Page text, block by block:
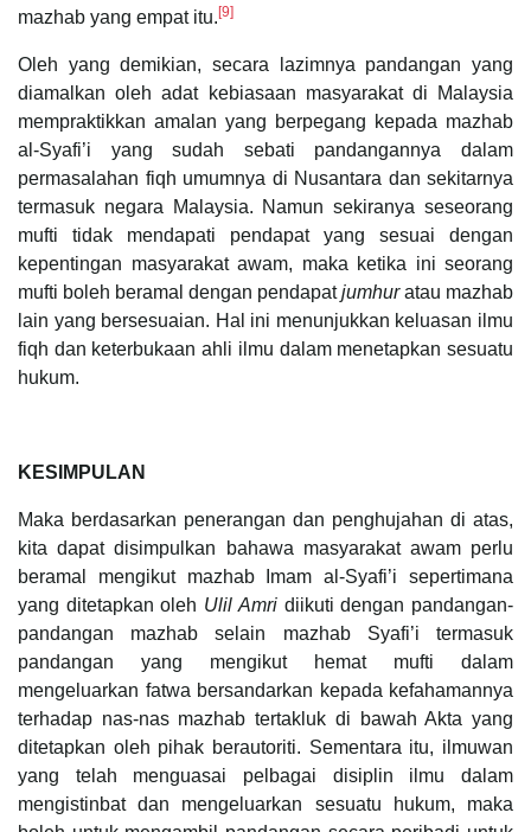
mazhab yang empat itu.[9]
Oleh yang demikian, secara lazimnya pandangan yang
diamalkan oleh adat kebiasaan masyarakat di Malaysia
mempraktikkan amalan yang berpegang kepada mazhab
al-Syafi’i yang sudah sebati pandangannya dalam
permasalahan fiqh umumnya di Nusantara dan sekitarnya
termasuk negara Malaysia. Namun sekiranya seseorang
mufti tidak mendapati pendapat yang sesuai dengan
kepentingan masyarakat awam, maka ketika ini seorang
mufti boleh beramal dengan pendapatjumhuratau mazhab
lain yang bersesuaian. Hal ini menunjukkan keluasan ilmu
fiqh dan keterbukaan ahli ilmu dalam menetapkan sesuatu
hukum.
KESIMPULAN
Maka berdasarkan penerangan dan penghujahan di atas,
kita dapat disimpulkan bahawa masyarakat awam perlu
beramal mengikut mazhab Imam al-Syafi’i sepertimana
yang ditetapkan oleh Ulil Amridiikuti dengan pandangan-
pandangan mazhab selain mazhab Syafi’i termasuk
pandangan yang mengikut hemat mufti dalam
mengeluarkan fatwa bersandarkan kepada kefahamannya
terhadap nas-nas mazhab tertakluk di bawah Akta yang
ditetapkan oleh pihak berautoriti. Sementara itu, ilmuwan
yang telah menguasai pelbagai disiplin ilmu dalam
mengistinbat dan mengeluarkan sesuatu hukum, maka